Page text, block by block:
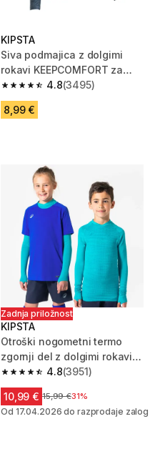
KIPSTA
Siva podmajica z dolgimi
rokavi KEEPCOMFORT za
otroke
4.8
4.8 od 5 zvezdic from 3495
(3495)
8,99 €
Zadnja priložnost
KIPSTA
Otroški nogometni termo
zgornji del z dolgimi rokavi
Keepdry - moder
4.8
4.8 od 5 zvezdic from 3951
(3951)
10,99 € Cena pred znižanjem
15,99 €31%
Od 17.04.2026 do razprodaje zalog